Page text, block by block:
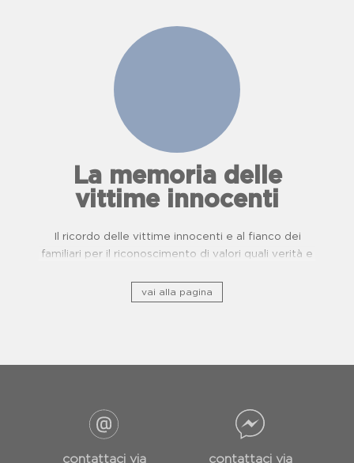
La memoria delle
vittime innocenti
Il ricordo delle vittime innocenti e al fianco dei
familiari per il riconoscimento di valori quali verità e
vai alla pagina
contattaci via contattaci via